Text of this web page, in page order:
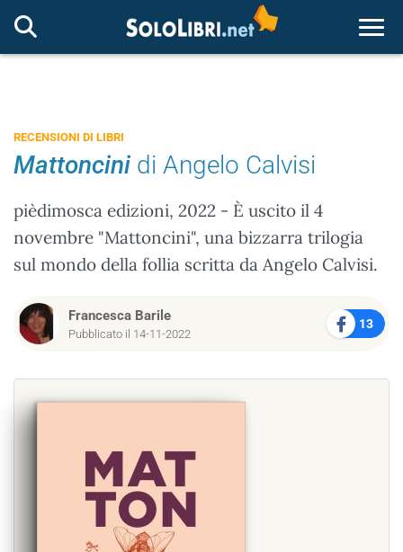
RECENSIONI DI LIBRI
Mattoncini di Angelo Calvisi
pièdimosca edizioni, 2022 - È uscito il 4
novembre "Mattoncini", una bizzarra trilogia
sul mondo della follia scritta da Angelo Calvisi.
Francesca Barile
Pubblicato il 14-11-2022
13